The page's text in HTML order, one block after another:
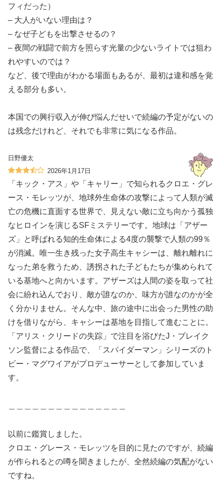
フィだった）
– 大人がいない理由は？
– なぜ子どもを出撃させるの？
– 夜間の戦闘で前方を照らす光量の少ないライトでは狙わ
れやすいのでは？
など、後で理由がわかる場面もあるが、最初は違和感を覚
える部分も多い。
本国での興行収入が伸び悩んだせいで続編の予定がないの
は残念だけれど、それでも非常に気になる作品。
日野優太
2026年1月17日
「キック・アス」や「キャリー」で知られるクロエ・グレ
ース・モレッツが、地球外生命体の攻撃によって人類が滅
亡の危機に直面する世界で、見えない敵に立ち向かう孤独
なヒロインを演じるSFミステリーです。地球は「アザー
ズ」と呼ばれる知的生命体による4度の襲撃で人類の99％
が消滅。唯一生き残った女子高生キャシーは、離れ離れに
なった弟を救うため、誘拐された子どもたちが集められて
いる基地へと向かいます。アザーズは人間の姿を取って社
会に紛れ込んでおり、敵が誰なのか、味方が誰なのかが全
く分かりません。そんな中、旅の途中に出会った男性の助
けを借りながら、キャシーは基地を目指して進むことに。
「アリス・クリードの失踪」で注目を浴びたJ・ブレイク
ソン監督による作品で、「スパイダーマン」シリーズのト
ビー・マグワイアがプロデューサーとして参加していま
す。
以前に鑑賞しました。
クロエ・グレース・モレッツを目的に見たのですが、続編
が作られるとの噂を聞きましたが、全然続編の気配がない
ですね。